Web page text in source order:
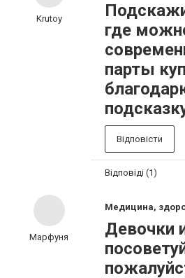
Krutoy
где
парты
Відповісти
Відповіді (1)
Марфуня
Медицина,
Девочки